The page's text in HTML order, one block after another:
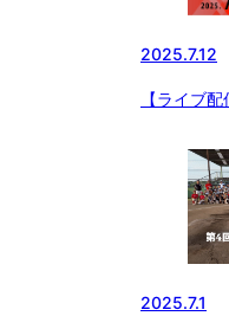
2025.7.12
【ライブ
生の部）
2025.7.1